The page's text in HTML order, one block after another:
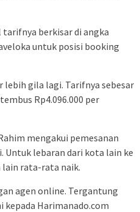
berkisar di angka
untuk posisi booking
lebih gila lagi. Tarifnya sebesar
Rp4.096.000 per
mengakui pemesanan
Untuk lebaran dari kota lain ke
lain rata-rata naik.
agen online. Tergantung
kepada Harimanado.com